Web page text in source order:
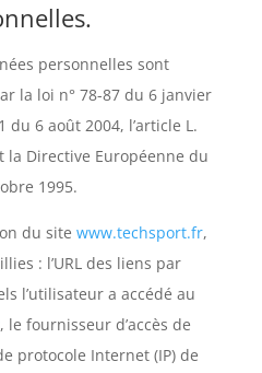
personnelles sont
la loi n° 78-87 du 6 janvier
du 6 août 2004, l’article L.
la Directive Européenne du
1995.
du site www.techsport.fr,
: l’URL des liens par
l’utilisateur a accédé au
, le fournisseur d’accès de
protocole Internet (IP) de